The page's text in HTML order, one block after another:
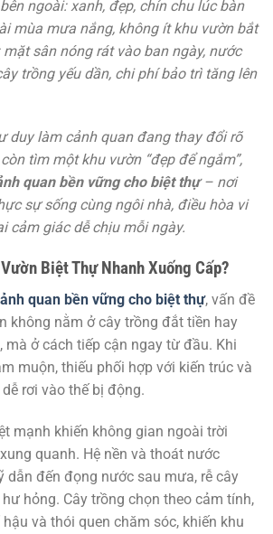
ngoài: xanh, đẹp, chỉn chu lúc bàn
mùa mưa nắng, không ít khu vườn bắt
sân nóng rát vào ban ngày, nước
trồng yếu dần, chi phí bảo trì tăng lên
duy làm cảnh quan đang thay đổi rõ
tìm một khu vườn “đẹp để ngắm”,
quan bền vững cho biệt thự– nơi
sự sống cùng ngôi nhà, điều hòa vi
cảm giác dễ chịu mỗi ngày.
Biệt Thự Nhanh Xuống Cấp?
quan bền vững cho biệt thự, vấn đề
không nằm ở cây trồng đắt tiền hay
mà ở cách tiếp cận ngay từ đầu. Khi
muộn, thiếu phối hợp với kiến trúc và
rơi vào thế bị động.
mạnh khiến không gian ngoài trời
quanh. Hệ nền và thoát nước
dẫn đến đọng nước sau mưa, rễ cây
hỏng. Cây trồng chọn theo cảm tính,
và thói quen chăm sóc, khiến khu